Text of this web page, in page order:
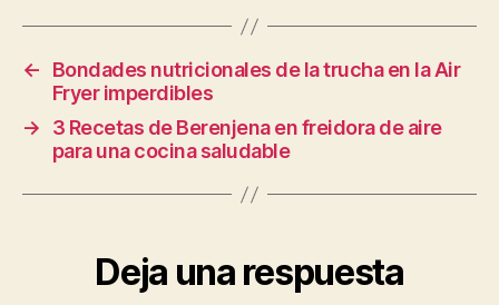
←
Bondades nutricionales de la trucha en la Air
Fryer imperdibles
→
3 Recetas de Berenjena en freidora de aire
para una cocina saludable
Deja una respuesta